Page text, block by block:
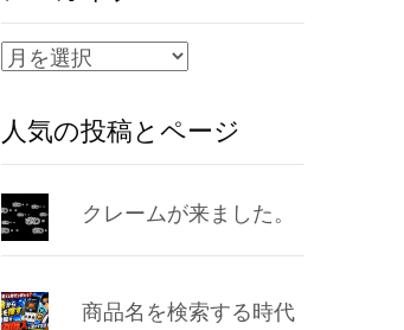
ア
カ
イ
ブ
人気の投稿とページ
クレームが来ました。
商品名を検索する時代